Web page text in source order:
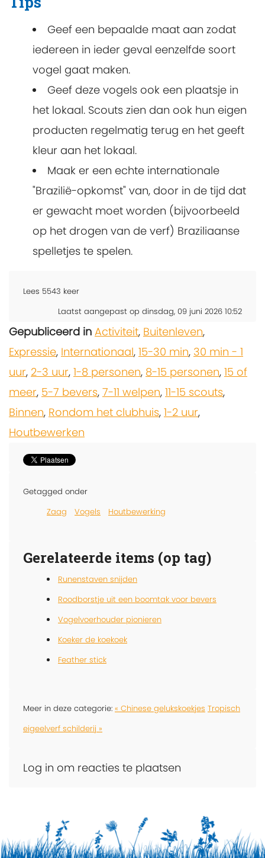
Geef een bepaalde maat aan zodat
iedereen in ieder geval eenzelfde soort
vogel gaat maken.
Geef deze vogels ook een plaatsje in
het lokaal. Scouts zien dan ook hun eigen
producten regelmatig terug en het geeft
kleur aan het lokaal.
Maak er een echte internationale
"Brazilië-opkomst" van, door in de tijd dat
er gewacht moet worden (bijvoorbeeld
op het drogen van de verf) Braziliaanse
spelletjes te spelen.
Lees 5543 keer
Laatst aangepast op dinsdag, 09 juni 2026 10:52
Gepubliceerd in Activiteit, Buitenleven,
Expressie, Internationaal, 15-30 min, 30 min - 1
uur, 2-3 uur, 1-8 personen, 8-15 personen, 15 of
meer, 5-7 bevers, 7-11 welpen, 11-15 scouts,
Binnen, Rondom het clubhuis, 1-2 uur,
Houtbewerken
Getagged onder
Zaag
Vogels Houtbewerking
Gerelateerde items (op tag)
Runenstaven snijden
Roodborstje uit een boomtak voor bevers
Vogelvoerhouder pionieren
Koeker de koekoek
Feather stick
Meer in deze categorie: « Chinese gelukskoekjes Tropisch
eigeelverf schilderij »
Log in om reacties te plaatsen